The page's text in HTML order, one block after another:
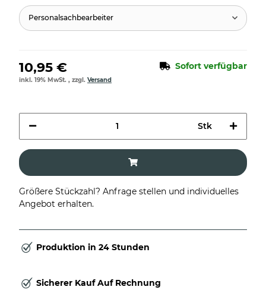
Personalsachbearbeiter
10,95 € Sofort verfügbar
inkl. 19% MwSt. , zzgl. Versand
Stk
Größere Stückzahl? Anfrage stellen und individuelles
Angebot erhalten.
Produktion in 24 Stunden
Sicherer Kauf Auf Rechnung